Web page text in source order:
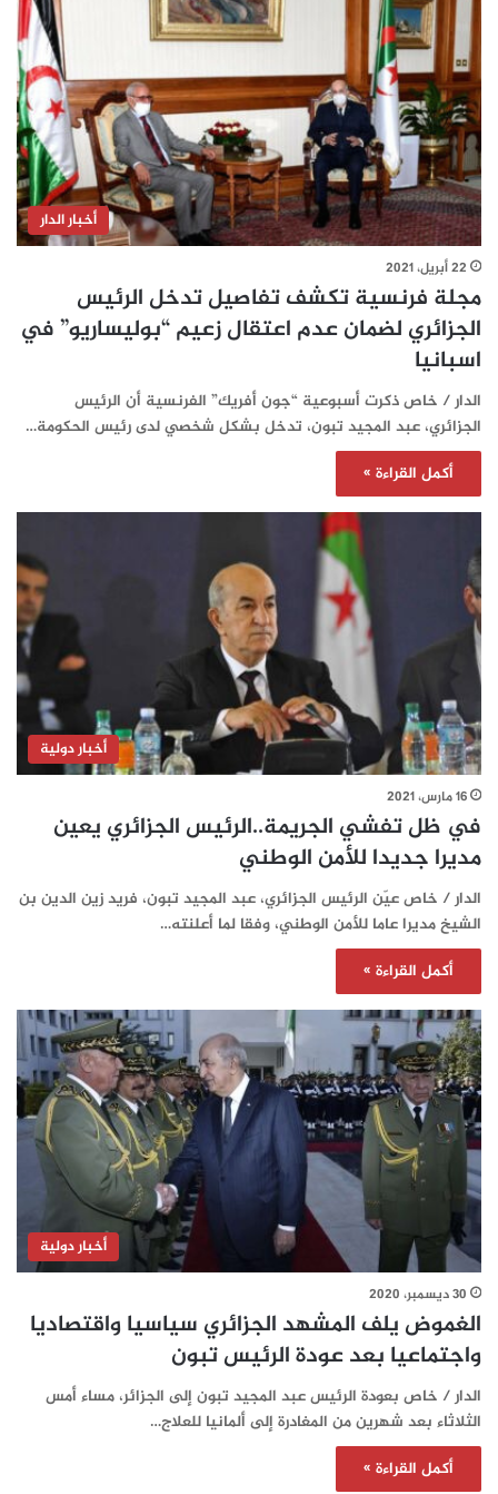
أخبار الدار
22 أبريل، 2021
مجلة فرنسية تكشف تفاصيل تدخل الرئيس
الجزائري لضمان عدم اعتقال زعيم “بوليساريو” في
اسبانيا
الدار / خاص ذكرت أسبوعية “جون أفريك” الفرنسية أن الرئيس
الجزائري، عبد المجيد تبون، تدخل بشكل شخصي لدى رئيس الحكومة…
أكمل القراءة »
أخبار دولية
16 مارس، 2021
في ظل تفشي الجريمة..الرئيس الجزائري يعين
مديرا جديدا للأمن الوطني
الدار / خاص عيّن الرئيس الجزائري، عبد المجيد تبون، فريد زين الدين بن
الشيخ مديرا عاما للأمن الوطني، وفقا لما أعلنته…
أكمل القراءة »
أخبار دولية
30 ديسمبر، 2020
الغموض يلف المشهد الجزائري سياسيا واقتصاديا
واجتماعيا بعد عودة الرئيس تبون
الدار / خاص بعودة الرئيس عبد المجيد تبون إلى الجزائر، مساء أمس
الثلاثاء بعد شهرين من المغادرة إلى ألمانيا للعلاج…
أكمل القراءة »